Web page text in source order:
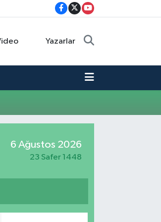
Yazarlar
6 Ağustos 2026
23 Safer 1448